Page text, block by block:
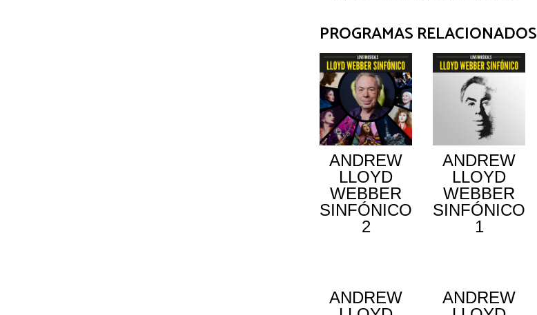
PROGRAMAS RELACIONADOS
ANDREW
LLOYD
WEBBER
SINFÓNICO
2
ANDREW
LLOYD
WEBBER
SINFÓNICO
1
ANDREW
ANDREW